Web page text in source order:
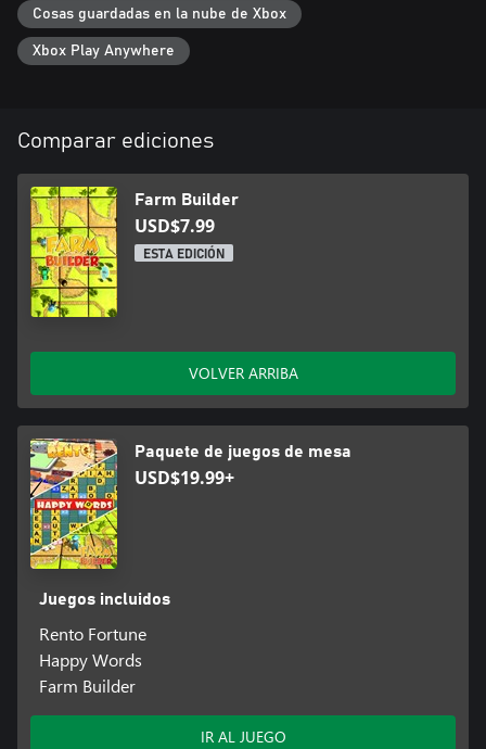
Cosas guardadas en la nube de Xbox
Xbox Play Anywhere
Comparar ediciones
Farm Builder
USD$7.99
ESTA EDICIÓN
VOLVER ARRIBA
Paquete de juegos de mesa
USD$19.99+
Juegos incluidos
Rento Fortune
Happy Words
Farm Builder
IR AL JUEGO